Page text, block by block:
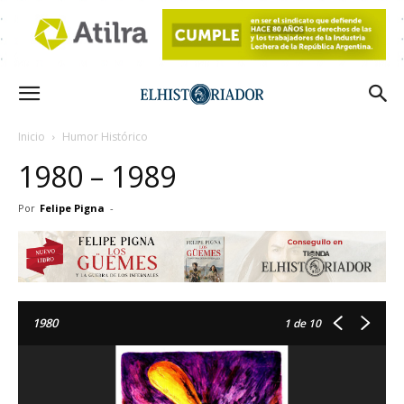
Inicio Humor Histórico
1980 – 1989
Por Felipe Pigna -
1980 1 de 10